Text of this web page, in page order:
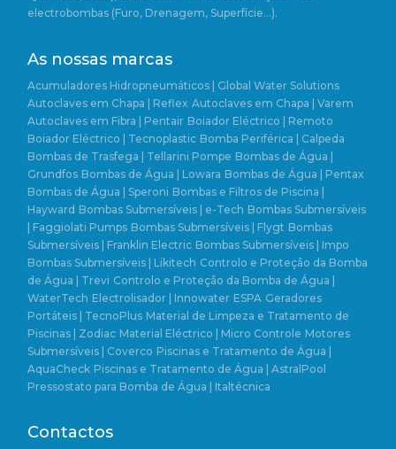
electrobombas (Furo, Drenagem, Superfície…).
As nossas marcas
Acumuladores Hidropneumáticos | Global Water Solutions
Autoclaves em Chapa | Reflex Autoclaves em Chapa | Varem
Autoclaves em Fibra | Pentair Boiador Eléctrico | Remoto
Boiador Eléctrico | Tecnoplastic Bomba Periférica | Calpeda
Bombas de Trasfega | Tellarini Pompe Bombas de Água |
Grundfos Bombas de Água | Lowara Bombas de Água | Pentax
Bombas de Água | Speroni Bombas e Filtros de Piscina |
Hayward Bombas Submersíveis | e-Tech Bombas Submersíveis
| Faggiolati Pumps Bombas Submersíveis | Flygt Bombas
Submersíveis | Franklin Electric Bombas Submersíveis | Impo
Bombas Submersíveis | Likitech Controlo e Proteção da Bomba
de Água | Trevi Controlo e Proteção da Bomba de Água |
WaterTech Electrolisador | Innowater ESPA Geradores
Portáteis | TecnoPlus Material de Limpeza e Tratamento de
Piscinas | Zodiac Material Eléctrico | Micro Controle Motores
Submersíveis | Coverco Piscinas e Tratamento de Água |
AquaCheck Piscinas e Tratamento de Água | AstralPool
Pressostato para Bomba de Água | Italtécnica
Contactos